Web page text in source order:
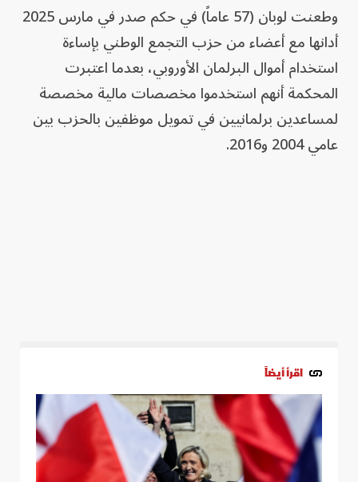
وطعنت لوبان (57 عاماً) في حكم صدر في مارس 2025
أدانها مع أعضاء من حزب التجمع الوطني بإساءة
استخدام أموال البرلمان الأوروبي، بعدما اعتبرت
المحكمة أنهم استخدموا مخصصات مالية مخصصة
لمساعدين برلمانيين في تمويل موظفين بالحزب بين
عامي 2004 و2016.
اقرأ أيضاً